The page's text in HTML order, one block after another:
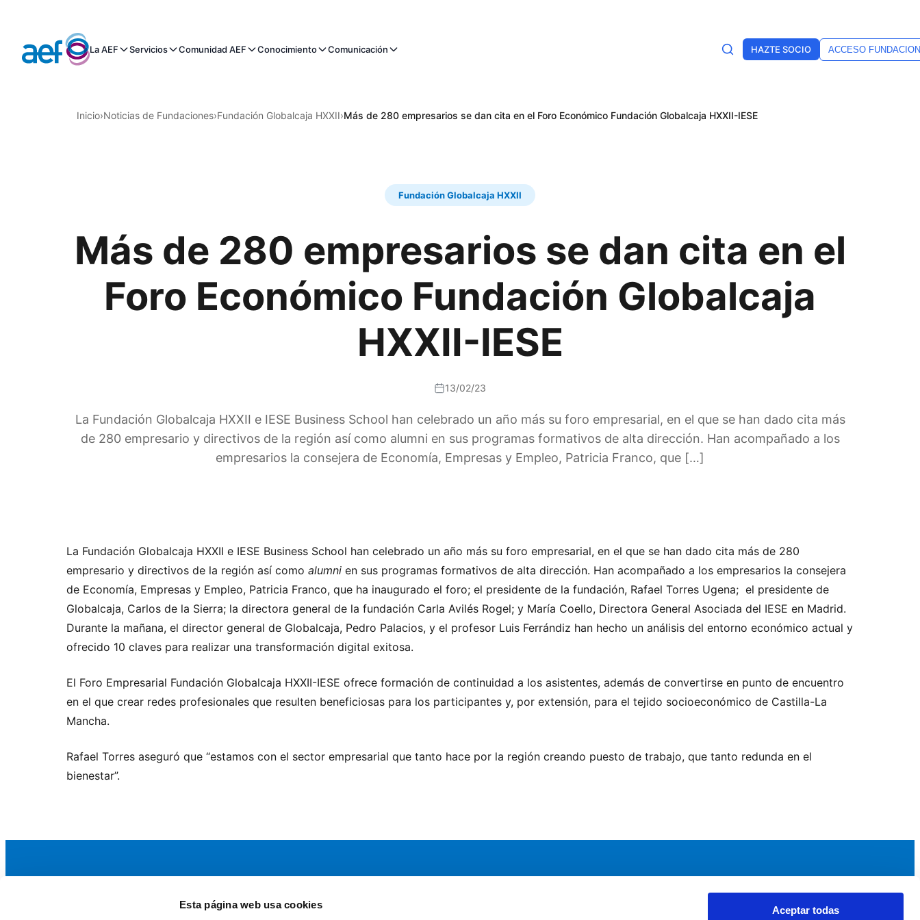
Esta página web usa cookies Aceptar todas
La AEF Servicios Comunidad AEF Conocimiento Comunicación HAZTE SOCIO ACCESO
Inicio›Noticias de Fundaciones›Fundación Globalcaja HXXII›Más de 280 empresarios se dan cita en el Foro Económico Fundación Globalcaja HXXII-IESE
Fundación Globalcaja HXXII
Más de 280 empresarios se dan cita en el
Foro Económico Fundación Globalcaja
HXXII-IESE
13/02/23
La Fundación Globalcaja HXXII e IESE Business School han celebrado un año más su foro empresarial, en el que se han dado cita más
de 280 empresario y directivos de la región así como alumni en sus programas formativos de alta dirección. Han acompañado a los
empresarios la consejera de Economía, Empresas y Empleo, Patricia Franco, que […]
La Fundación Globalcaja HXXII e IESE Business School han celebrado un año más su foro empresarial, en el que se han dado cita más de 280
empresario y directivos de la región así como alumni en sus programas formativos de alta dirección. Han acompañado a los empresarios la consejera
de Economía, Empresas y Empleo, Patricia Franco, que ha inaugurado el foro; el presidente de la fundación, Rafael Torres Ugena; el presidente de
Globalcaja, Carlos de la Sierra; la directora general de la fundación Carla Avilés Rogel; y María Coello, Directora General Asociada del IESE en Madrid.
Durante la mañana, el director general de Globalcaja, Pedro Palacios, y el profesor Luis Ferrándiz han hecho un análisis del entorno económico actual y
ofrecido 10 claves para realizar una transformación digital exitosa.
El Foro Empresarial Fundación Globalcaja HXXII-IESE ofrece formación de continuidad a los asistentes, además de convertirse en punto de encuentro
en el que crear redes profesionales que resulten beneficiosas para los participantes y, por extensión, para el tejido socioeconómico de Castilla-La
Mancha.
Rafael Torres aseguró que “estamos con el sector empresarial que tanto hace por la región creando puesto de trabajo, que tanto redunda en el
bienestar”.
Noticias y Eventos